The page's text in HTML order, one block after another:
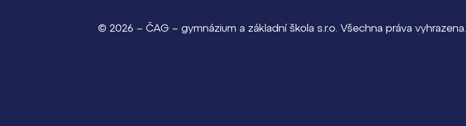
© 2026 – ČAG – gymnázium a základní škola s.r.o. Všechna práva vyhrazena.